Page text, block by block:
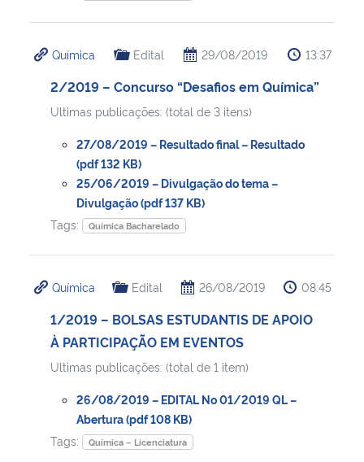
Química Edital 29/08/2019 13:37
2/2019 – Concurso “Desafios em Química”
Ultimas publicações: (total de 3 itens)
27/08/2019 – Resultado final – Resultado
(pdf 132 KB)
25/06/2019 – Divulgação do tema –
Divulgação (pdf 137 KB)
Tags:
Química Bacharelado
Química Edital 26/08/2019 08:45
1/2019 – BOLSAS ESTUDANTIS DE APOIO
À PARTICIPAÇÃO EM EVENTOS
Ultimas publicações: (total de 1 item)
26/08/2019 – EDITAL No 01/2019 QL –
Abertura (pdf 108 KB)
Tags:
Química – Licenciatura